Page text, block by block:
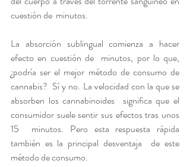
cuestión de  minutos.
La absorción sublingual comienza a hacer
efecto en cuestión de  minutos, por lo que,
¿podría ser el mejor método de consumo de
cannabis?  Sí y no. La velocidad con la que se
absorben los cannabinoides  significa que el
consumidor suele sentir sus efectos tras unos
15  minutos. Pero esta respuesta rápida
también es la principal desventaja  de este
método de consumo.